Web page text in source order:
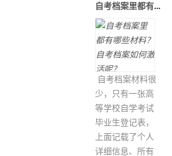
自考档案里都有哪些材料？自考档案如
自考档案材料很
少，只有一张高
等学校自学考试
毕业生登记表，
上面记载了个人
详细信息、所有